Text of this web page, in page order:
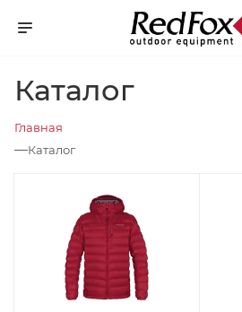
Каталог
Главная
—Каталог